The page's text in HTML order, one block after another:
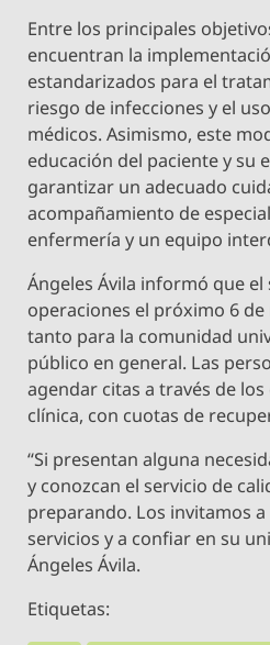
Entre los principales
encuentran la
estandarizados para el
riesgo de infecciones y el
médicos. Asimismo, este
educación del paciente y su
garantizar un adecuado
acompañamiento de
enfermería y un equipo
Ángeles Ávila informó que
operaciones el próximo 6
tanto para la comunidad
público en general. Las
agendar citas a través de
clínica, con cuotas de
“Si presentan alguna
y conozcan el servicio de
preparando. Los invitamos
servicios y a confiar en su
Ángeles Ávila.
Etiquetas: